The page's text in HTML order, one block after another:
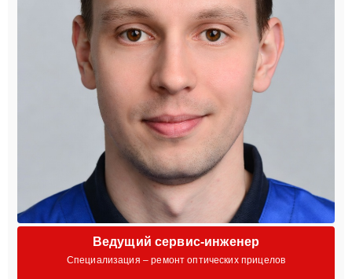
Ведущий сервис-инженер
Специализация – ремонт оптических прицелов